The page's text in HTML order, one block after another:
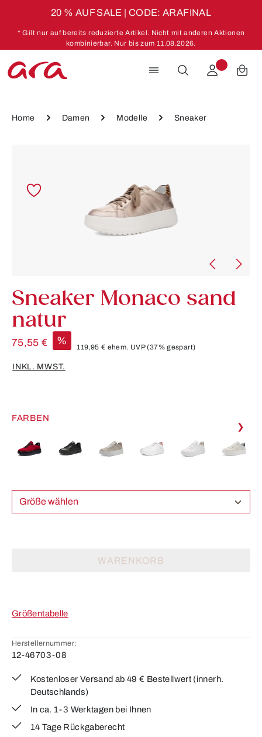
20 % AUF SALE | CODE: ARAFINAL
* Gilt nur auf bereits reduzierte Artikel. Nicht mit anderen Aktionen
kombinierbar. Nur bis zum 11.08.2026.
Home Damen Modelle Sneaker
Sneaker Monaco sand
natur
75,55 € %
119,95 € ehem. UVP(37% gespart)
INKL. MWST.
FARBEN
❯
Größe wählen
WARENKORB
Größentabelle
Herstellernummer:
12-46703-08
Kostenloser Versand ab 49 € Bestellwert (innerh.
Deutschlands)
In ca. 1-3 Werktagen bei Ihnen
14 Tage Rückgaberecht